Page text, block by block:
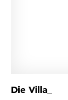
Die Villa_